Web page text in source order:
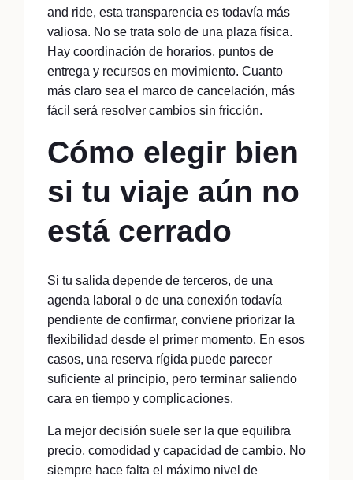
and ride, esta transparencia es todavía más
valiosa. No se trata solo de una plaza física.
Hay coordinación de horarios, puntos de
entrega y recursos en movimiento. Cuanto
más claro sea el marco de cancelación, más
fácil será resolver cambios sin fricción.
Cómo elegir bien
si tu viaje aún no
está cerrado
Si tu salida depende de terceros, de una
agenda laboral o de una conexión todavía
pendiente de confirmar, conviene priorizar la
flexibilidad desde el primer momento. En esos
casos, una reserva rígida puede parecer
suficiente al principio, pero terminar saliendo
cara en tiempo y complicaciones.
La mejor decisión suele ser la que equilibra
precio, comodidad y capacidad de cambio. No
siempre hace falta el máximo nivel de